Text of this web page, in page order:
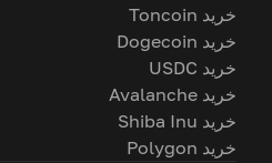
خرید Toncoin
خرید Dogecoin
خرید USDC
خرید Avalanche
خرید Shiba Inu
خرید Polygon